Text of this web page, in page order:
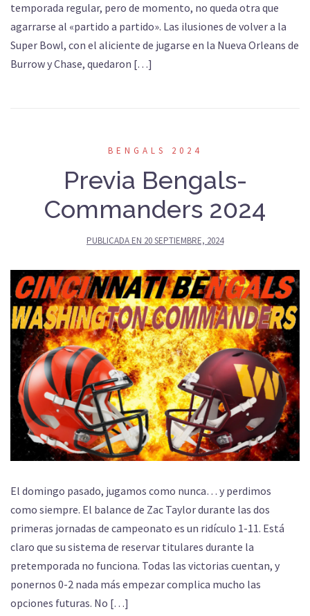
temporada regular, pero de momento, no queda otra que
agarrarse al «partido a partido». Las ilusiones de volver a la
Super Bowl, con el aliciente de jugarse en la Nueva Orleans de
Burrow y Chase, quedaron […]
BENGALS 2024
Previa Bengals-
Commanders 2024
PUBLICADA EN 20 SEPTIEMBRE, 2024
El domingo pasado, jugamos como nunca… y perdimos
como siempre. El balance de Zac Taylor durante las dos
primeras jornadas de campeonato es un ridículo 1-11. Está
claro que su sistema de reservar titulares durante la
pretemporada no funciona. Todas las victorias cuentan, y
ponernos 0-2 nada más empezar complica mucho las
opciones futuras. No […]